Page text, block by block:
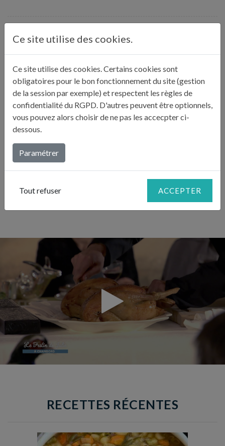
bouillante pendant 2 minutes, puis égouttez-la.
4
Placez la dinde dans un grand plat avec un fond d’eau
de cuisson, faites-la rôtir au four pendant 1 h 30.
Arrosez-la de temps à autre et baissez la température
si nécessaire.
d’herbes fraîches et versez un peu de jus de cuisson.
RECETTES RÉCENTES
Ce site utilise des cookies.
Ce site utilise des cookies. Certains cookies sont
obligatoires pour le bon fonctionnement du site (gestion
de la session par exemple) et respectent les règles de
confidentialité du RGPD. D'autres peuvent être optionnels,
vous pouvez alors choisir de ne pas les accecpter ci-
dessous.
Paramétrer
Tout refuser ACCEPTER